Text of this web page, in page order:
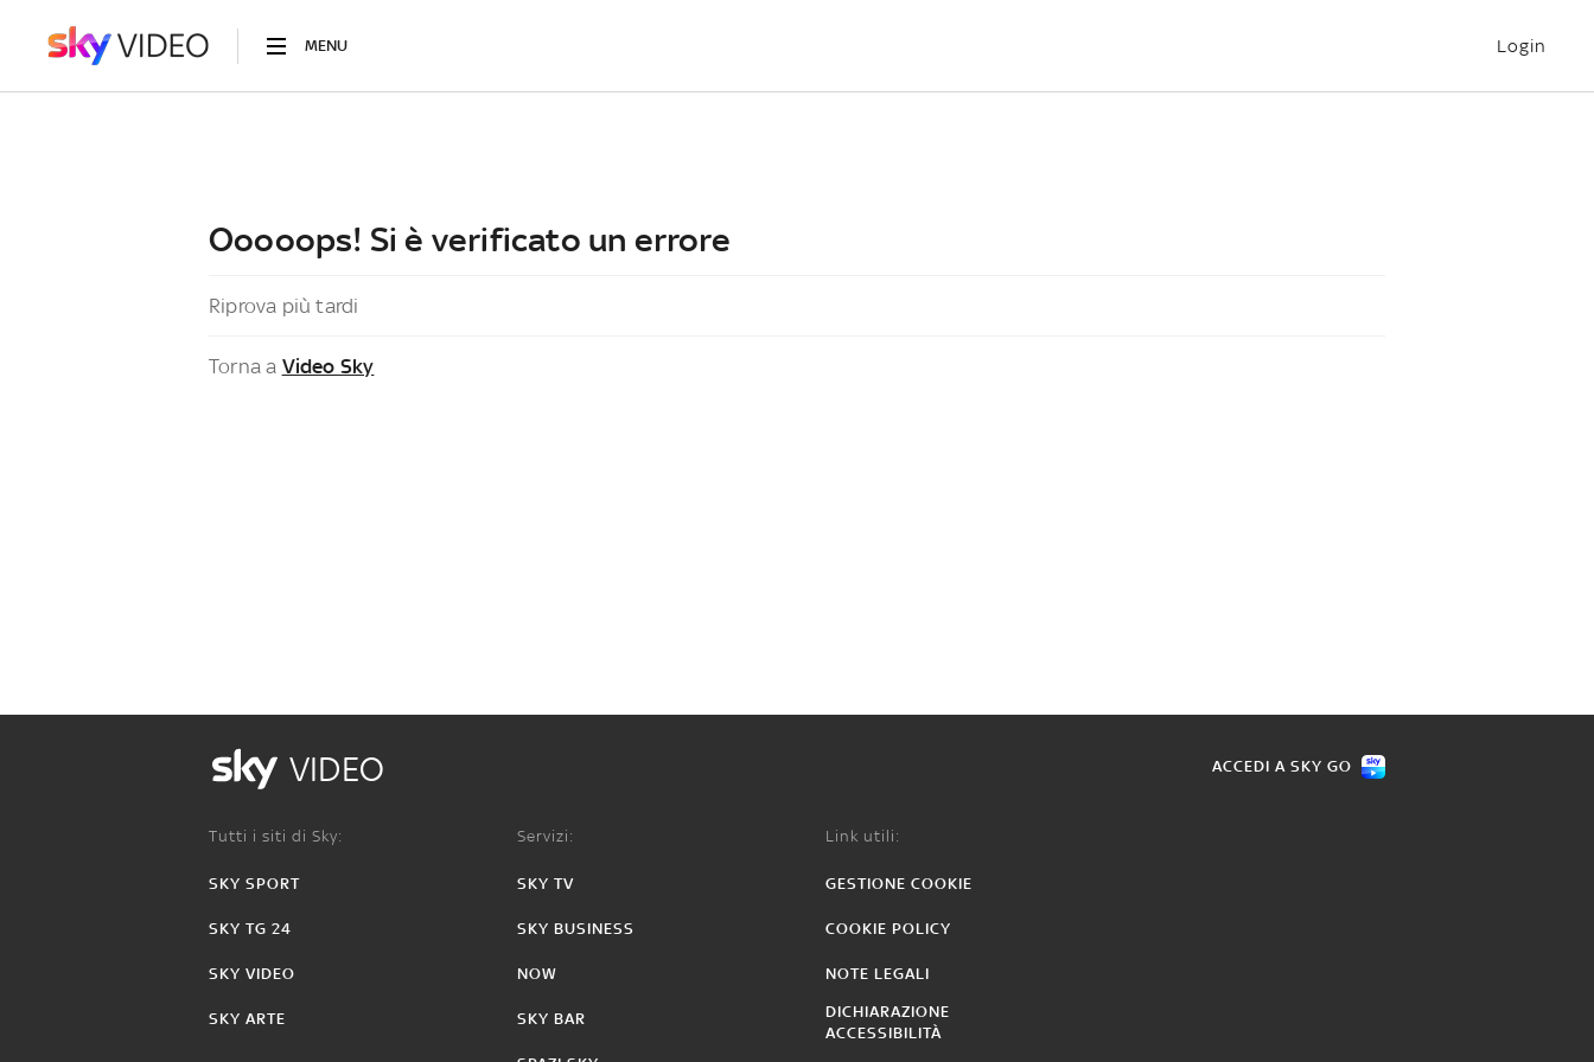
MENU Login
Ooooops! Si è verificato un errore
Riprova più tardi
Torna a Video Sky
VIDEO ACCEDI A SKY GO
Tutti i siti di Sky:
SKY SPORT
SKY TG 24
SKY VIDEO
SKY ARTE
Servizi:
SKY TV
SKY BUSINESS
NOW
SKY BAR
Link utili:
GESTIONE COOKIE
COOKIE POLICY
NOTE LEGALI
DICHIARAZIONE
ACCESSIBILITÀ